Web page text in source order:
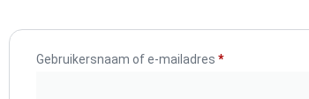
Gebruikersnaam of e-mailadres *